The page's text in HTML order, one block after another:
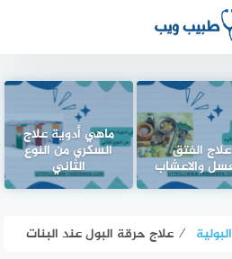
علاج الفتق
والاعشاب
ماهي أدوية علاج
السكري من النوع
الثاني
⁄ علاج حرقة البول عند البنات